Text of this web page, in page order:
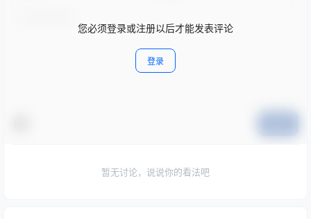
您必须登录或注册以后才能发表评论
登录
暂无讨论，说说你的看法吧